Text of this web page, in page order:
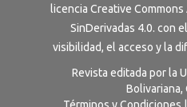
licencia Creative
SinDerivadas 4.0. con
visibilidad, el acceso y la
Revista editada por la
Bolivariana,